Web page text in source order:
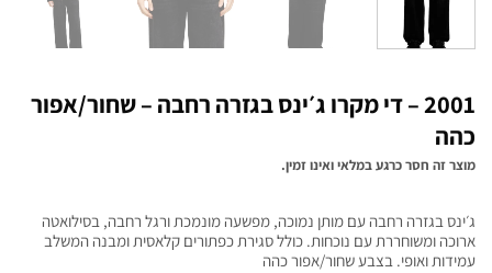
2001 – די מקרו ג׳ינס בגזרה רחבה – שחור/אפור
כהה
מוצר זה חסר כרגע במלאי ואינו זמין.
ג׳ינס בגזרה רחבה עם מותן נמוכה, מפשעה מונמכת ורגל רחבה, בסילואטה
ארוכה ומשוחררת עם נוכחות. כולל סגירת כפתורים קלאסית ומבנה המשלב
עמידות ואופי. בצבע שחור/אפור כהה